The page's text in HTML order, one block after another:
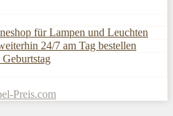
für Lampen und Leuchten
24/7 am Tag bestellen
Preis.com